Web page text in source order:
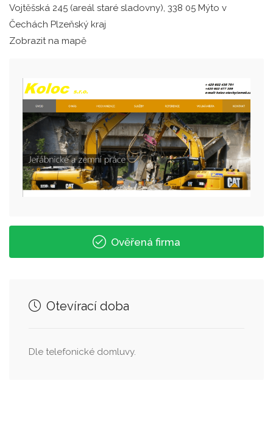
Vojtěšská 245 (areál staré sladovny), 338 05 Mýto v
Čechách Plzeňský kraj
Zobrazit na mapě
Ověřená firma
Otevírací doba
Dle telefonické domluvy.